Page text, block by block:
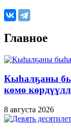
Главное
Кыһалҕаны
көмө
8 августа 2026